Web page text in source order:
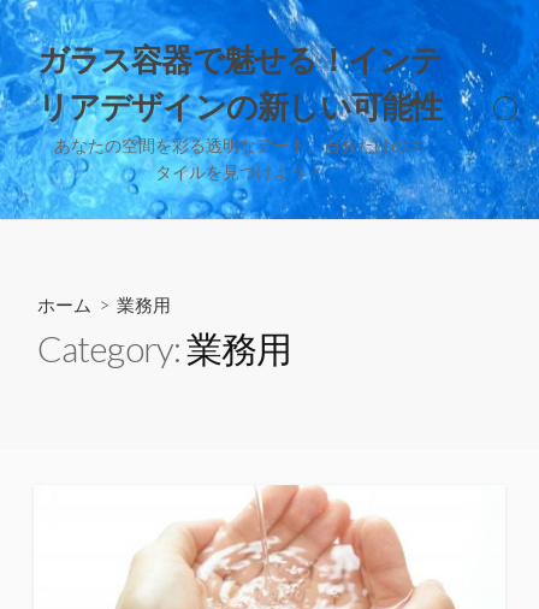
コ
ン
テ
ン
ツ
へ
ス
キ
ガラス容器で魅せる！インテ
リアデザインの新しい可能性
あなたの空間を彩る透明なアート、自分だけのス
タイルを見つけよう！
検
索
切
り
替
ホーム > 業務用
Category:業務用